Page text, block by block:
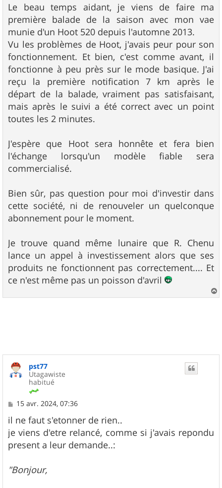
s
s
a
g
e
Le beau temps aidant, je viens de faire ma
première balade de la saison avec mon vae
munie d'un Hoot 520 depuis l'automne 2013.
Vu les problèmes de Hoot, j'avais peur pour son
fonctionnement. Et bien, c'est comme avant, il
fonctionne à peu près sur le mode basique. J'ai
reçu la première notification 7 km après le
départ de la balade, vraiment pas satisfaisant,
mais après le suivi a été correct avec un point
toutes les 2 minutes.
J'espère que Hoot sera honnête et fera bien
l'échange lorsqu'un modèle fiable sera
commercialisé.
Bien sûr, pas question pour moi d'investir dans
cette société, ni de renouveler un quelconque
abonnement pour le moment.
Je trouve quand même lunaire que R. Chenu
lance un appel à investissement alors que ses
produits ne fonctionnent pas correctement.... Et
ce n'est même pas un poisson d'avril
a
pst77
Utagawiste
habitué
M
s
s
a
g
e
15 avr. 2024, 07:36
il ne faut s'etonner de rien..
je viens d'etre relancé, comme si j'avais repondu
present a leur demande..:
"Bonjour,